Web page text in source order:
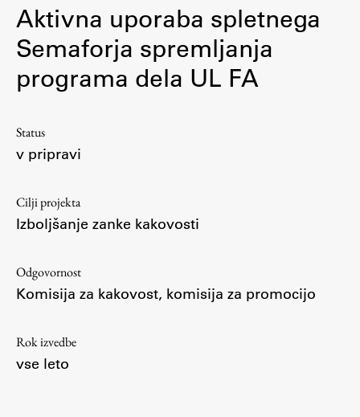
Fakulteta
O fakulteti
Osebje
Alumni
Knjižnica
Članstva v združenjih
Konzorciji
Kontakti
Intranet UL
Osebni portal FIORI
Aktivna uporaba spletnega
Semaforja spremljanja
programa dela UL FA
Status
v pripravi
Cilji projekta
Izboljšanje zanke kakovosti
Odgovornost
Komisija za kakovost, komisija za promocijo
Rok izvedbe
vse leto